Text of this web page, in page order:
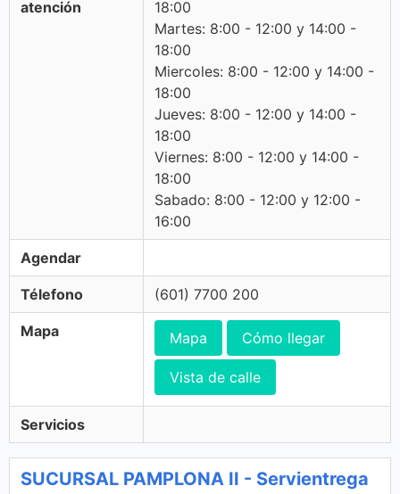
atención
18:00
Martes: 8:00 - 12:00 y 14:00 -
18:00
Miercoles: 8:00 - 12:00 y 14:00 -
18:00
Jueves: 8:00 - 12:00 y 14:00 -
18:00
Viernes: 8:00 - 12:00 y 14:00 -
18:00
Sabado: 8:00 - 12:00 y 12:00 -
16:00
Agendar
Télefono (601) 7700 200
Mapa Mapa Cómo llegar
Vista de calle
Servicios
SUCURSAL PAMPLONA II - Servientrega